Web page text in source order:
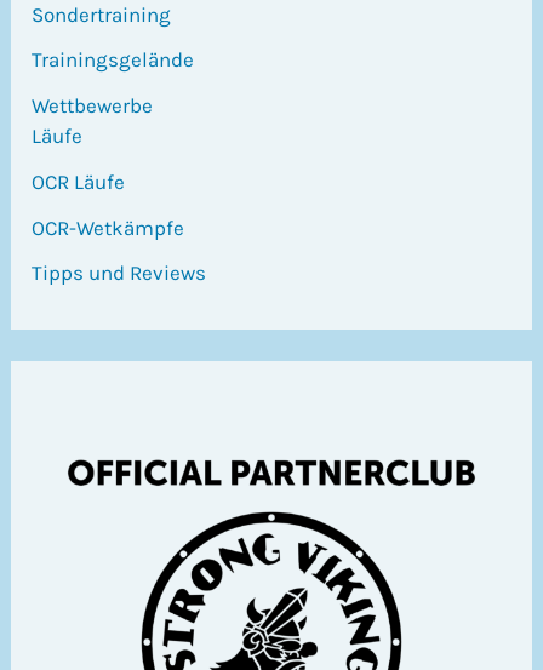
Sondertraining
Trainingsgelände
Wettbewerbe
Läufe
OCR Läufe
OCR-Wetkämpfe
Tipps und Reviews